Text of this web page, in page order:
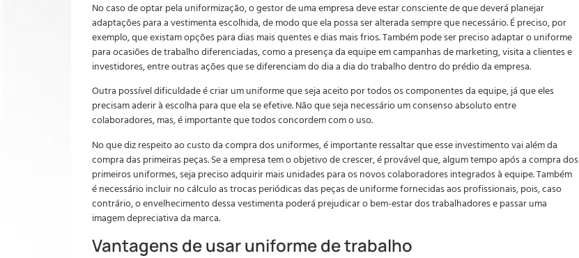
No caso de optar pela uniformização, o gestor de uma empresa deve estar consciente de que deverá planejar
adaptações para a vestimenta escolhida, de modo que ela possa ser alterada sempre que necessário. É preciso, por
exemplo, que existam opções para dias mais quentes e dias mais frios. Também pode ser preciso adaptar o uniforme
para ocasiões de trabalho diferenciadas, como a presença da equipe em campanhas de marketing, visita a clientes e
investidores, entre outras ações que se diferenciam do dia a dia do trabalho dentro do prédio da empresa.
Outra possível dificuldade é criar um uniforme que seja aceito por todos os componentes da equipe, já que eles
precisam aderir à escolha para que ela se efetive. Não que seja necessário um consenso absoluto entre
colaboradores, mas, é importante que todos concordem com o uso.
No que diz respeito ao custo da compra dos uniformes, é importante ressaltar que esse investimento vai além da
compra das primeiras peças. Se a empresa tem o objetivo de crescer, é provável que, algum tempo após a compra dos
primeiros uniformes, seja preciso adquirir mais unidades para os novos colaboradores integrados à equipe. Também
é necessário incluir no cálculo as trocas periódicas das peças de uniforme fornecidas aos profissionais, pois, caso
contrário, o envelhecimento dessa vestimenta poderá prejudicar o bem-estar dos trabalhadores e passar uma
imagem depreciativa da marca.
Vantagens de usar uniforme de trabalho